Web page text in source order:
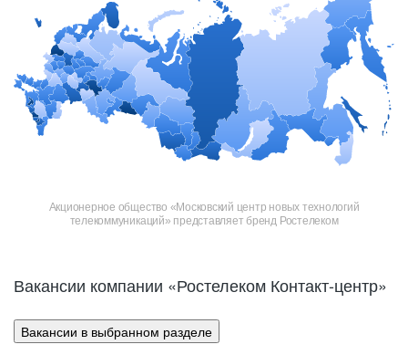
Акционерное общество «Московский центр новых технологий
телекоммуникаций» представляет бренд Ростелеком
Вакансии компании «Ростелеком Контакт-центр»
Вакансии в выбранном разделе